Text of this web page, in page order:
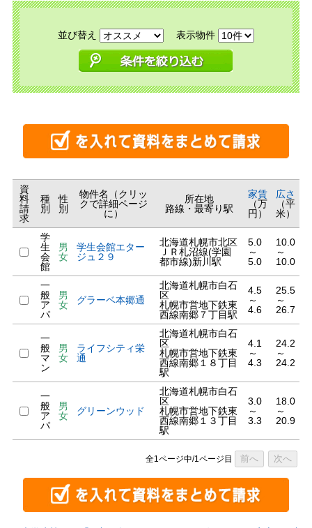
並び替え 表示物件
資
料
請
求
種
別
性
別
物件名（クリッ
クで詳細ページ
に）
所在地
路線・最寄り駅
家賃
（万
円）
広さ
（平
米）
学
生
会
館
男
女
学生会館エター
ジュ２９
北海道札幌市北区
ＪＲ札沼線(学園
都市線)新川駅
5.0
～
5.0
10.0
～
10.0
一
般
ア
パ
男
女
グラーベ本郷通
北海道札幌市白石
区
札幌市営地下鉄東
西線南郷７丁目駅
4.5
～
4.6
25.5
～
26.7
一
般
マ
ン
男
女
ライフシティ栄
通
北海道札幌市白石
区
札幌市営地下鉄東
西線南郷１８丁目
駅
4.1
～
4.3
24.2
～
24.2
一
般
ア
パ
男
女
グリーンウッド
北海道札幌市白石
区
札幌市営地下鉄東
西線南郷１３丁目
駅
3.0
～
3.3
18.0
～
20.9
全1ページ中/1ページ目 前へ 次へ